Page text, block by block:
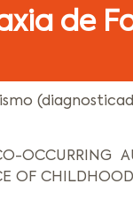
de
OF